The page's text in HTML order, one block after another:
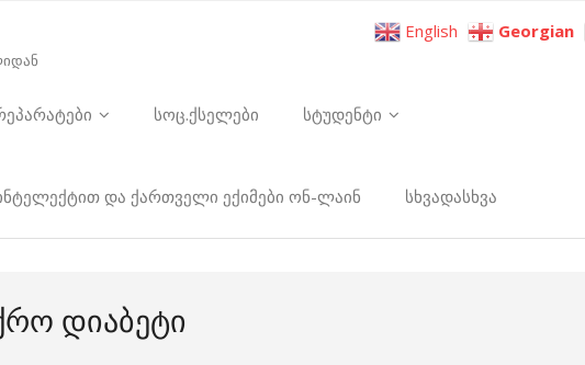
სოც.ქსელები სტუდენტი
და ქართველი ექიმები ონ-ლაინ სხვადასხვა
ᲓᲘᲐᲑᲔᲢᲘ
English Georgian